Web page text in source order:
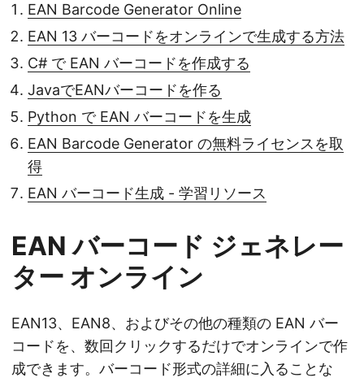
EAN Barcode Generator Online
EAN 13 バーコードをオンラインで生成する方法
C# で EAN バーコードを作成する
JavaでEANバーコードを作る
Python で EAN バーコードを生成
EAN Barcode Generator の無料ライセンスを取
得
EAN バーコード生成 - 学習リソース
EAN バーコード ジェネレー
ター オンライン
EAN13、EAN8、およびその他の種類の EAN バー
コードを、数回クリックするだけでオンラインで作
成できます。バーコード形式の詳細に入ることな